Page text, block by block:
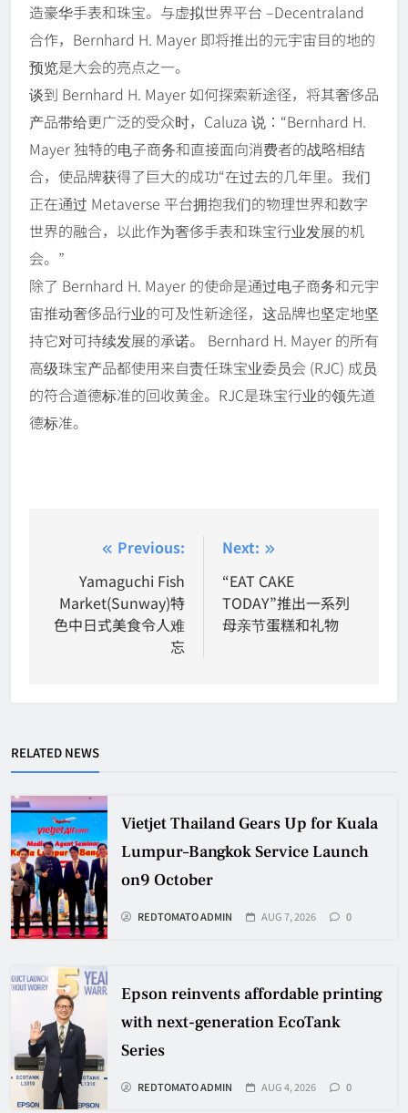
造豪华手表和珠宝。与虚拟世界平台 –Decentraland
合作，Bernhard H. Mayer 即将推出的元宇宙目的地的
预览是大会的亮点之一。
谈到 Bernhard H. Mayer 如何探索新途径，将其奢侈品
产品带给更广泛的受众时，Caluza 说：“Bernhard H.
Mayer 独特的电子商务和直接面向消费者的战略相结
合，使品牌获得了巨大的成功“在过去的几年里。我们
正在通过 Metaverse 平台拥抱我们的物理世界和数字
世界的融合，以此作为奢侈手表和珠宝行业发展的机
会。”
除了 Bernhard H. Mayer 的使命是通过电子商务和元宇
宙推动奢侈品行业的可及性新途径，这品牌也坚定地坚
持它对可持续发展的承诺。 Bernhard H. Mayer 的所有
高级珠宝产品都使用来自责任珠宝业委员会 (RJC) 成员
的符合道德标准的回收黄金。RJC是珠宝行业的领先道
德标准。
navigation
Previous:
Yamaguchi Fish
Market(Sunway)特
色中日式美食令人难
忘
Next:
“EAT CAKE
TODAY”推出一系列
母亲节蛋糕和礼物
RELATED NEWS
Vietjet Thailand Gears Up for Kuala
Lumpur–Bangkok Service Launch
on9 October
REDTOMATO ADMIN AUG 7, 2026 0
Epson reinvents affordable printing
with next-generation EcoTank
Series
REDTOMATO ADMIN AUG 4, 2026 0